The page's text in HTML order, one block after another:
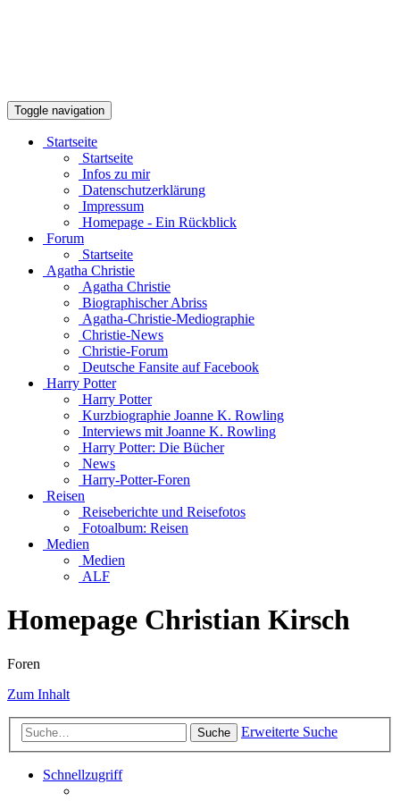
Toggle navigation
Startseite
Startseite
Infos zu mir
Datenschutzerklärung
Impressum
Homepage - Ein Rückblick
Forum
Startseite
Agatha Christie
Agatha Christie
Biographischer Abriss
Agatha-Christie-Mediographie
Christie-News
Christie-Forum
Deutsche Fansite auf Facebook
Harry Potter
Harry Potter
Kurzbiographie Joanne K. Rowling
Interviews mit Joanne K. Rowling
Harry Potter: Die Bücher
News
Harry-Potter-Foren
Reisen
Reiseberichte und Reisefotos
Fotoalbum: Reisen
Medien
Medien
ALF
Homepage Christian Kirsch
Foren
Zum Inhalt
Suche Erweiterte Suche
Schnellzugriff